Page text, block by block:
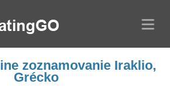
zoznamovanie Iraklio,
Grécko